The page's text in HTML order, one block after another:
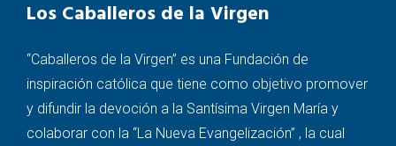
Los Caballeros de la Virgen
“Caballeros de la Virgen” es una Fundación de
inspiración católica que tiene como objetivo promover
y difundir la devoción a la Santísima Virgen María y
colaborar con la “La Nueva Evangelización” , la cual